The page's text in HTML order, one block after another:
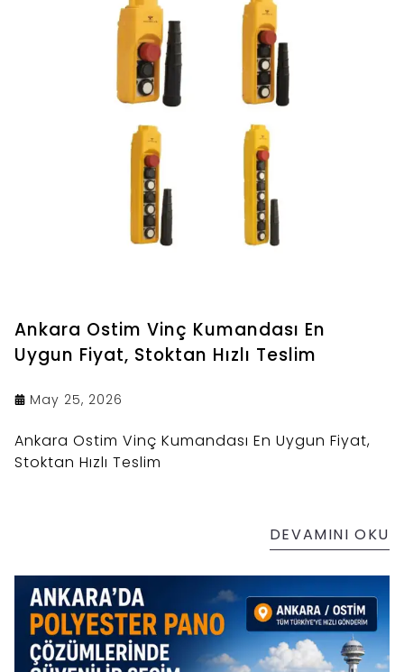
Ankara Ostim Vinç Kumandası En
Uygun Fiyat, Stoktan Hızlı Teslim
May 25, 2026
Ankara Ostim Vinç Kumandası En Uygun Fiyat,
Stoktan Hızlı Teslim
DEVAMINI OKU